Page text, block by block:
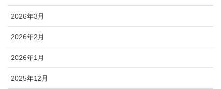
2026年3月
2026年2月
2026年1月
2025年12月